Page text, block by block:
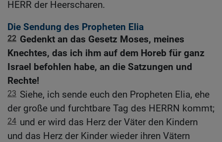
HERR der Heerscharen.
Die Sendung des Propheten Elia
22 Gedenkt an das Gesetz Moses, meines
Knechtes, das ich ihm auf dem Horeb für ganz
Israel befohlen habe, an die Satzungen und
Rechte!
23 Siehe, ich sende euch den Propheten Elia, ehe
der große und furchtbare Tag des HERRN kommt;
24 und er wird das Herz der Väter den Kindern
und das Herz der Kinder wieder ihren Vätern